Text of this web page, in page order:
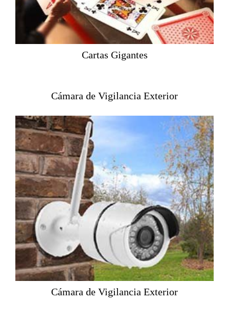
Cartas Gigantes
Cámara de Vigilancia Exterior
Cámara de Vigilancia Exterior